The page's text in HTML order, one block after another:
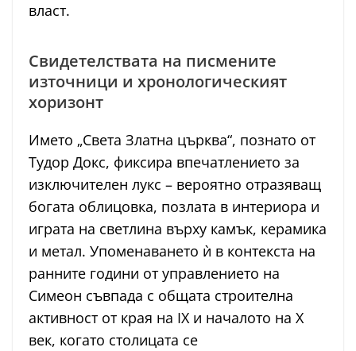
власт.
Свидетелствата на писмените
източници и хронологическият
хоризонт
Името „Света Златна църква“, познато от
Тудор Докс, фиксира впечатлението за
изключителен лукс – вероятно отразяващ
богата облицовка, позлата в интериора и
играта на светлина върху камък, керамика
и метал. Упоменаването ѝ в контекста на
ранните години от управлението на
Симеон съвпада с общата строителна
активност от края на IX и началото на X
век, когато столицата се